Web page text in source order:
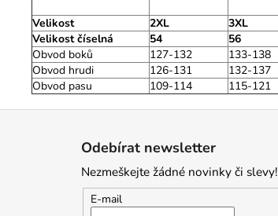
Velikost 2XL 3XL
Velikost číselná
54 56
Obvod boků
127-132 133-138
Obvod hrudi
126-131 132-137
Obvod pasu
109-114 115-121
Odebírat newsletter
Nezmeškejte žádné novinky či slevy!
E-mail